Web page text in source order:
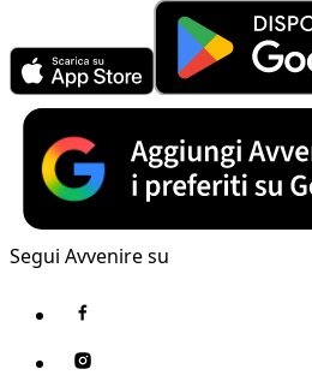
Segui Avvenire su